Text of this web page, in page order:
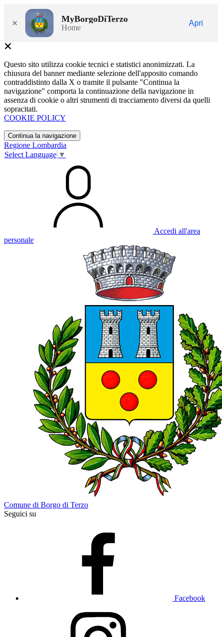
× MyBorgoDiTerzo
Home
Apri
Questo sito utilizza cookie tecnici e statistici anonimizzati. La
chiusura del banner mediante selezione dell'apposito comando
contraddistinto dalla X o tramite il pulsante "Continua la
navigazione" comporta la continuazione della navigazione in
assenza di cookie o altri strumenti di tracciamento diversi da quelli
sopracitati.
COOKIE POLICY
Continua la navigazione
Regione Lombardia
Select Language ▼
Accedi all'area
personale
Comune di Borgo di Terzo
Seguici su
Facebook